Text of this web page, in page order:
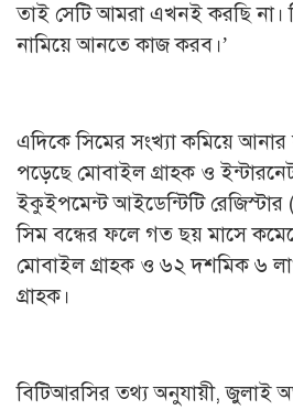
তাই সেটি আমরা এখনই করছি না।
নামিয়ে আনতে কাজ করব।’
এদিকে সিমের সংখ্যা কমিয়ে
পড়েছে মোবাইল গ্রাহক ও
ইকুইপমেন্ট আইডেন্টিটি
সিম বন্ধের ফলে গত ছয় মাসে
মোবাইল গ্রাহক ও ৬২ দশমিক ৬
গ্রাহক।
বিটিআরসির তথ্য অনুযায়ী, জুলাই